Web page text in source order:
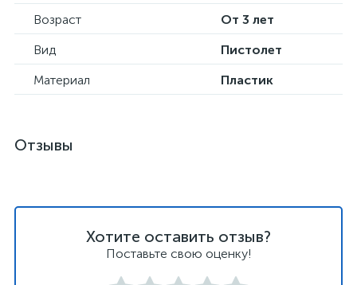
Возраст
От 3 лет
Вид
Пистолет
Материал
Пластик
Отзывы
Хотите оставить отзыв?
Поставьте свою оценку!